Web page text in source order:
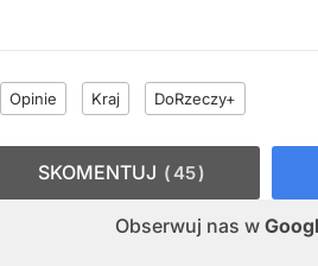
Opinie Kraj DoRzeczy+
Obserwuj nas w
SKOMENTUJ 45